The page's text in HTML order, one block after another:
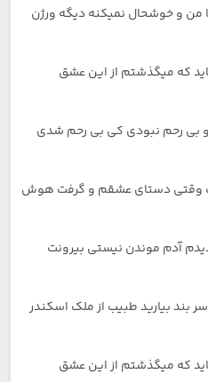
من و خوشحال نمیکنه دیگه ورژن
که میگذشتم از این عشق
بی رحم نبودی کی بی رحم شدی
وقتی دستای عشقم و گرفت هوش
آدم موندن نیستی بیرونت
بند بیارید طبیب از ملک اسکندر
که میگذشتم از این عشق